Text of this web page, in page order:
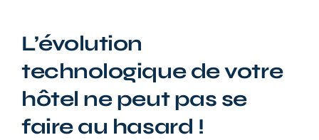
L’évolution
technologique de votre
hôtel ne peut pas se
faire au hasard !